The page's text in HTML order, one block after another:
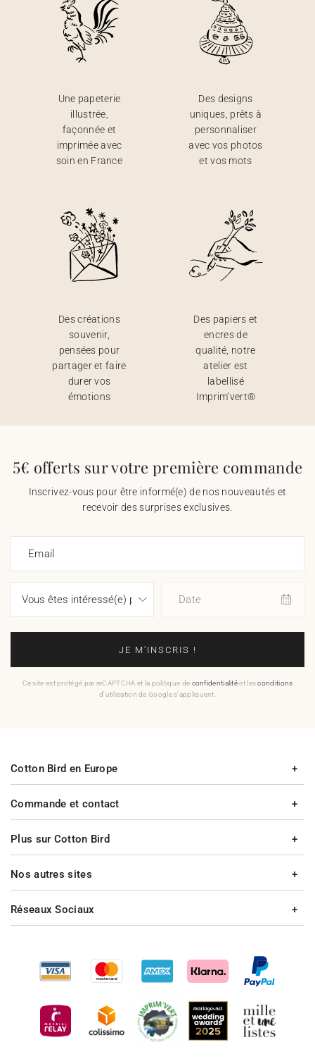
Une papeterie
illustrée,
façonnée et
imprimée avec
soin en France
Des designs
uniques, prêts à
personnaliser
avec vos photos
et vos mots
Des créations
souvenir,
pensées pour
partager et faire
durer vos
émotions
Des papiers et
encres de
qualité, notre
atelier est
labellisé
Imprim’vert®
5€ offerts sur votre première commande
Inscrivez-vous pour être informé(e) de nos nouveautés et
recevoir des surprises exclusives.
Email
Date
JE M'INSCRIS !
Ce site est protégé par reCAPTCHA et la politique de confidentialitéet lesconditions
d'utilisation de Google s'appliquent.
Commande et contact
Plus sur Cotton Bird
Cotton Bird en Europe
Nos autres sites
Réseaux Sociaux